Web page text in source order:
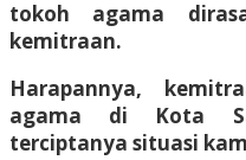
tokoh agama
kemitraan.
Harapannya,
agama di Kota
terciptanya situasi